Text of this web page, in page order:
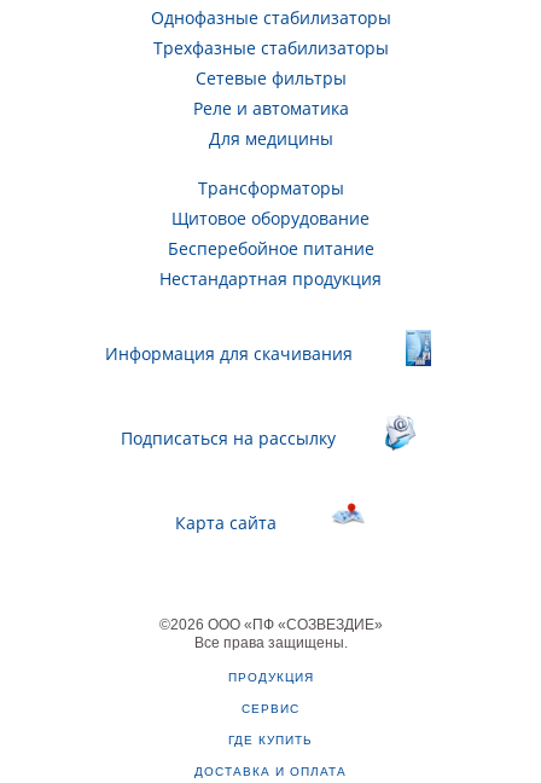
Однофазные стабилизаторы
Трехфазные стабилизаторы
Сетевые фильтры
Реле и автоматика
Для медицины
Трансформаторы
Щитовое оборудование
Бесперебойное питание
Нестандартная продукция
Информация для скачивания
Подписаться на рассылку
Карта сайта
©2026 ООО «ПФ «СОЗВЕЗДИЕ»
Все права защищены
ПРОДУКЦИЯ
СЕРВИС
ГДЕ КУПИТЬ
ДОСТАВКА И ОПЛАТА